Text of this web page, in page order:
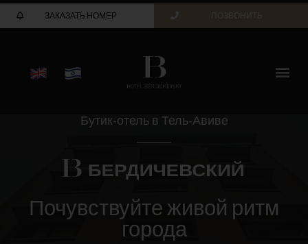
ЗАКАЗАТЬ НОМЕР ПОЗВОНИТЬ
Бутик-отель в Тель-Авиве
Почувствуйте живой ритм
города